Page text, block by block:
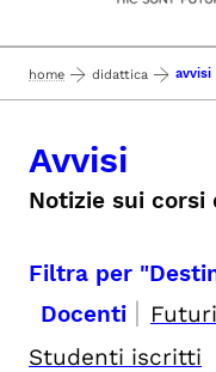
home didattica avvisi
Avvisi
Notizie sui corsi
Filtra per
Docenti |
Studenti iscritti